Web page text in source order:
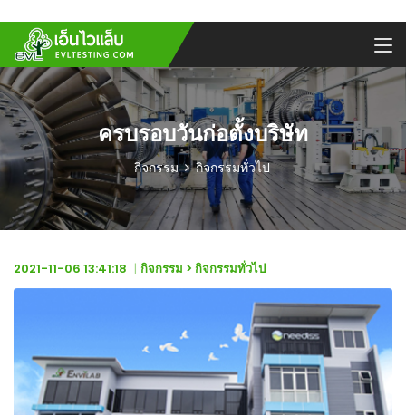
ครบรอบวันก่อตั้งบริษัท
กิจกรรม กิจกรรมทั่วไป
2021-11-06 13:41:18 กิจกรรม > กิจกรรมทั่วไป